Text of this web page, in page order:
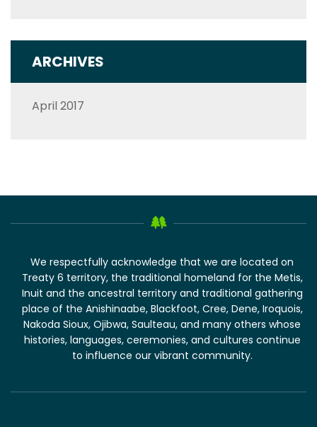
ARCHIVES
April 2017
We respectfully acknowledge that we are located on
Treaty 6 territory, the traditional homeland for the Metis,
Inuit and the ancestral territory and traditional gathering
place of the Anishinaabe, Blackfoot, Cree, Dene, Iroquois,
Nakoda Sioux, Ojibwa, Saulteau, and many others whose
histories, languages, ceremonies, and cultures continue
to influence our vibrant community.